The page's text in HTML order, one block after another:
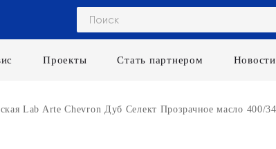
Проекты Стать партнером Новости
Lab Arte Chevron Дуб Селект Прозрачное масло 400/